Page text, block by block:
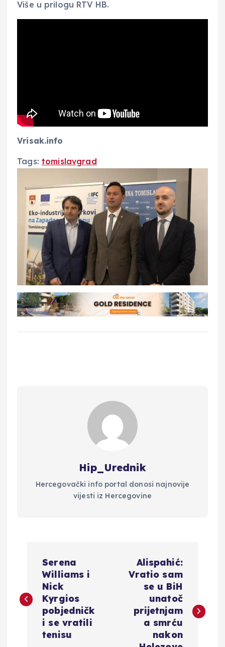
Više u prilogu RTV HB.
Vrisak.info
Tags: tomislavgrad
Hip_Urednik
Hercegovački info portal donosi najnovije
vijesti iz Hercegovine
v
Serena
Williams i
Nick
Kyrgios
pobjedničk
i se vratili
tenisu
Alispahić:
Vratio sam
se u BiH
unatoč
prijetnjam
a smrću
nakon